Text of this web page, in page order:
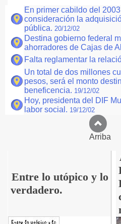
En primer cabildo del
consideración la
pública. 20/12/02
Destina gobierno federal
ahorradores de Cajas de
Falta reglamentar la
Un total de dos millones
pesos, será el monto
beneficencia. 19/12/02
Hoy, presidenta del DIF
labor social. 19/12/02
Entre lo utópico y lo
verdadero.